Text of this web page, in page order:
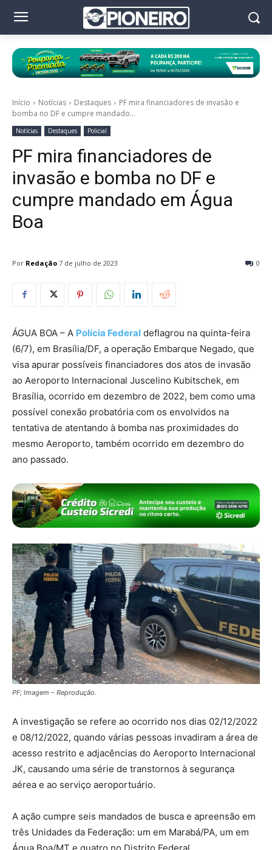
Início Notícias Destaques
PF mira financiadores de invasão e
bomba no DF e cumpre mandado...
Notícias Destaques Policial
PF mira financiadores de
invasão e bomba no DF e
cumpre mandado em Água
Boa
Por Redação 0
7 de julho de 2023
ÁGUA BOA – A Polícia Federal deflagrou na quinta-feira
(6/7), em Brasília/DF, a operação Embarque Negado, que
visa apurar possíveis financiadores dos atos de invasão
ao Aeroporto Internacional Juscelino Kubitschek, em
Brasília, ocorrido em dezembro de 2022, bem como uma
possível conexão probatória com os envolvidos na
tentativa de atentando à bomba nas proximidades do
mesmo Aeroporto, também ocorrido em dezembro do
ano passado.
PF; Imagem – Reprodução.
A investigação se refere ao ocorrido nos dias 02/12/2022
e 08/12/2022, quando várias pessoas invadiram a área de
acesso restrito e adjacências do Aeroporto Internacional
JK, causando uma série de transtornos à segurança
aérea e ao serviço aeroportuário.
A ação cumpre seis mandados de busca e apreensão em
três Unidades da Federação: um em Marabá/PA, um em